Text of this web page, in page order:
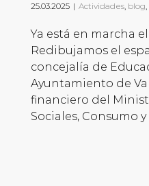
25.03.2025 | Actividades, blog,
Ya está en marcha
Redibujamos el
concejalía de
Ayuntamiento de
financiero del
Sociales, Consumo y